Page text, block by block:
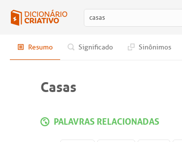
Resumo Significado Sinônimos
Casas
PALAVRAS RELACIONADAS